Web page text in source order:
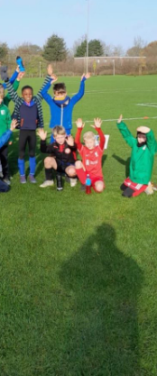
INSTAGRAM